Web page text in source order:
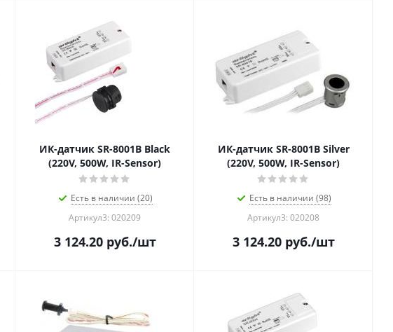
ИК-датчик SR-8001B Black
(220V, 500W, IR-Sensor)
Есть в наличии (20)
Артикул3: 020209
3 124.20руб./шт
ИК-датчик SR-8001B Silver
(220V, 500W, IR-Sensor)
Есть в наличии (98)
Артикул3: 020208
3 124.20руб./шт